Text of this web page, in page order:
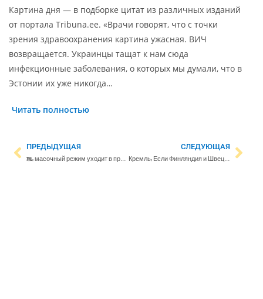
Картина дня — в подборке цитат из различных изданий
от портала Tribuna.ee. «Врачи говорят, что с точки
зрения здравоохранения картина ужасная. ВИЧ
возвращается. Украинцы тащат к нам сюда
инфекционные заболевания, о которых мы думали, что в
Эстонии их уже никогда…
Читать полностью
ПРЕДЫДУЩАЯ
THL: масочный режим уходит в прошлое
СЛЕДУЮЩАЯ
Кремль: Если Финляндия и Швеция вступят в НАТО, Россия составит план по укреплению западных рубежей